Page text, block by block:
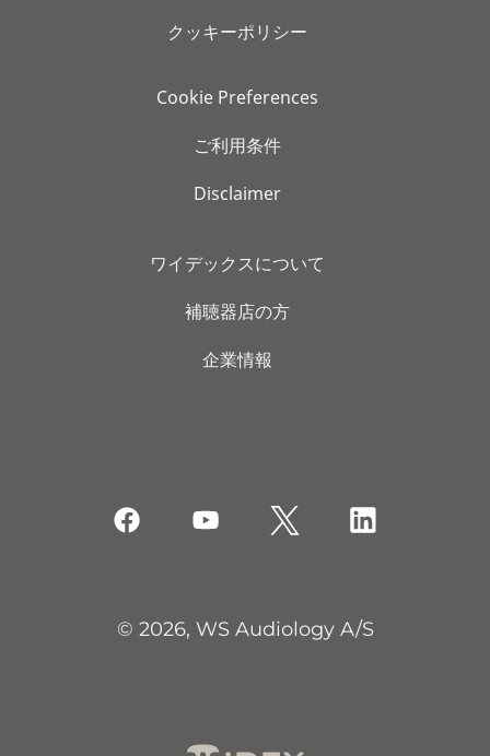
クッキーポリシー
Cookie Preferences
ご利用条件
Disclaimer
ワイデックスについて
補聴器店の方
企業情報
© 2026, WS Audiology A/S